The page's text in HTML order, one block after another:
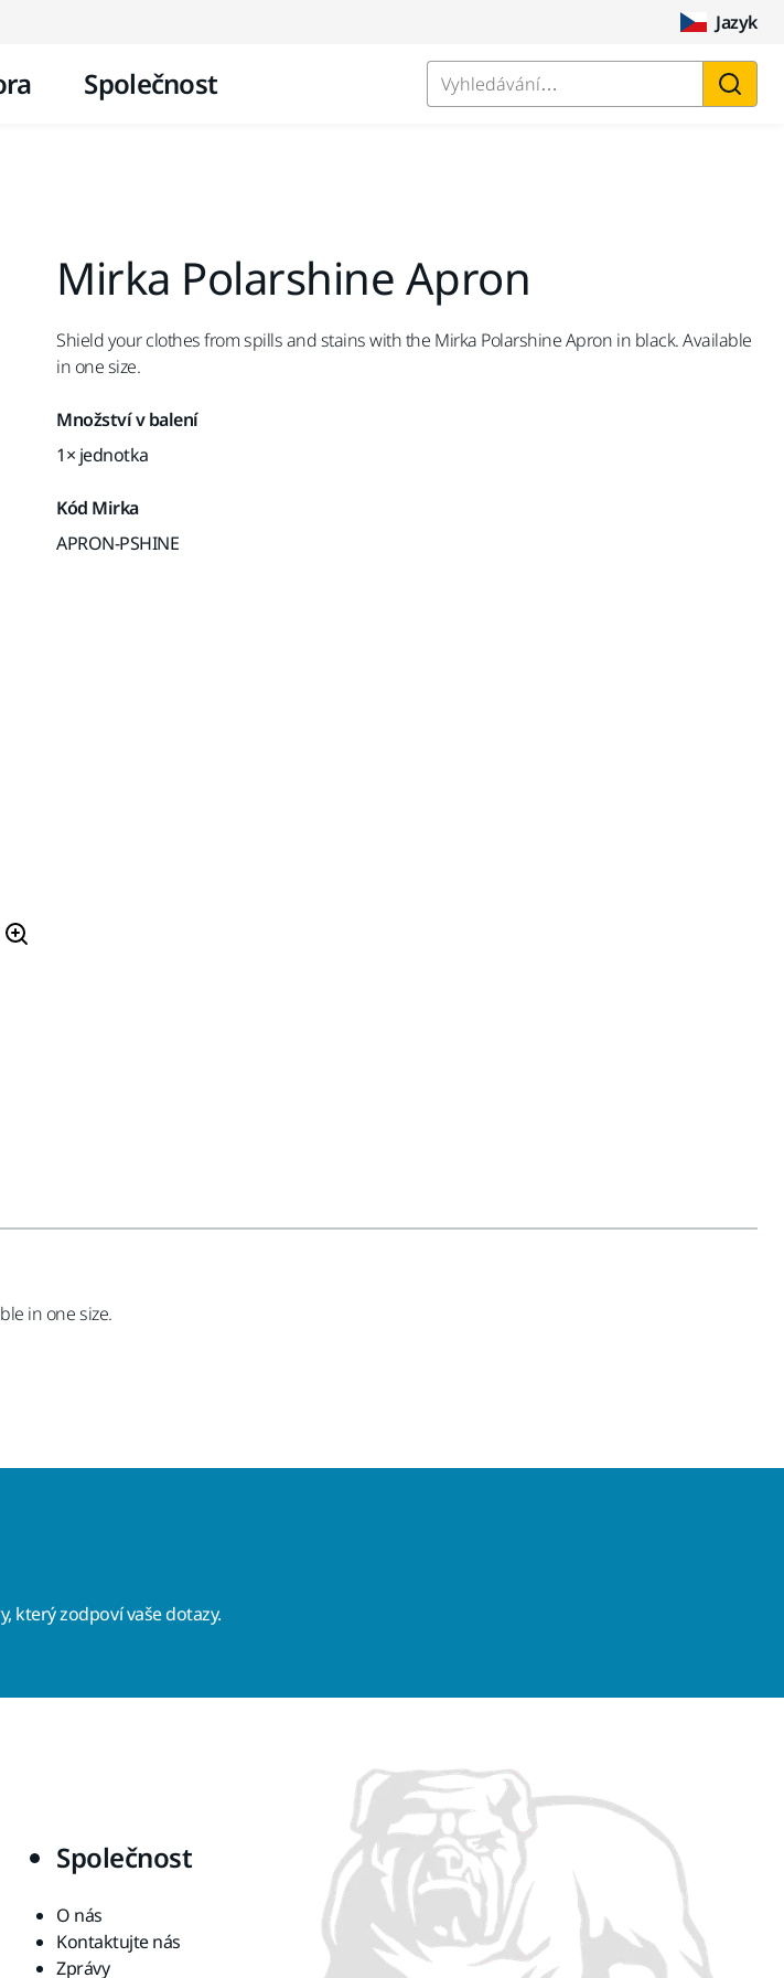
Jazyk
Společnost Vyhledávání…
Mirka Polarshine Apron
Shield your clothes from spills and stains with the Mirka Polarshine Apron in black. Available
in one size.
Množství v balení
1× jednotka
Kód Mirka
APRON-PSHINE
in one size.
který zodpoví vaše dotazy.
Společnost
O nás
Kontaktujte nás
Zprávy